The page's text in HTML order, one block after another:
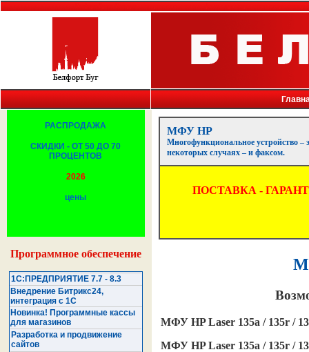
РАСПРОДАЖА
СКИДКИ - ОТ 50 ДО 70
ПРОЦЕНТОВ
2026
цены
Программное обеспечение
1С:ПРЕДПРИЯТИЕ 7.7 - 8.3
Внедрение Битрикс24,
интеграция с 1С
Новинка! Программные кассы
для магазинов
Разработка и продвижение
сайтов
МФУ HP
Многофункциональное устройство –
некоторых случаях – и факсом.
ПОСТАВКА -
МФУ HP Laser 135a / 135r /
МФУ HP Laser 135a / 135r /